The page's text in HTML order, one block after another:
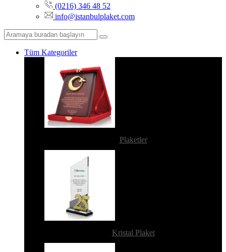
(0216) 346 48 52
info@istanbulplaket.com
Tüm Kategoriler
Plaketler
Kristal Plaket